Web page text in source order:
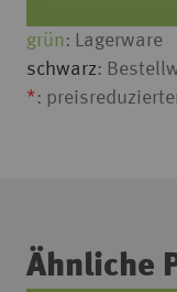
grün: Lagerware
schwarz:
*:
Ähnliche